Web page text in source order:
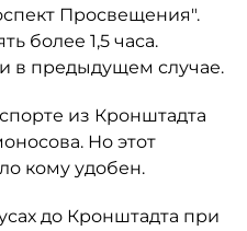
Просвещения".
более 1,5 часа.
в предыдущем случае.
из Кронштадта
Но этот
кому удобен.
до Кронштадта при